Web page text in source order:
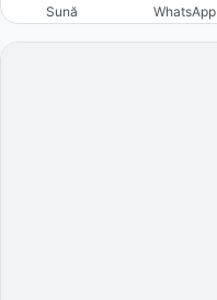
Sună WhatsApp